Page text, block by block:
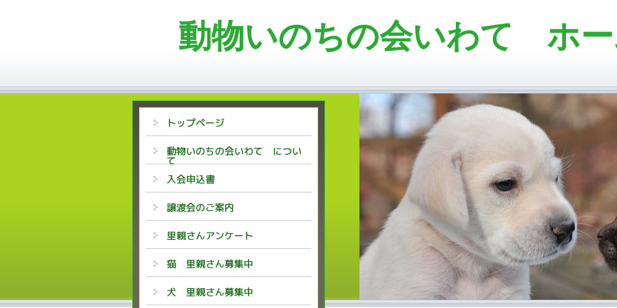
動物いのちの会いわて ホ
トップページ
動物いのちの会いわて につい
て
入会申込書
譲渡会のご案内
里親さんアンケート
猫 里親さん募集中
犬 里親さん募集中